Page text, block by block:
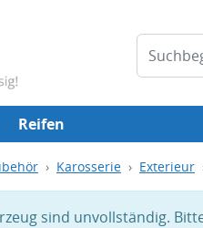
Reifen
Karosserie Exterieur
sind unvollständig.